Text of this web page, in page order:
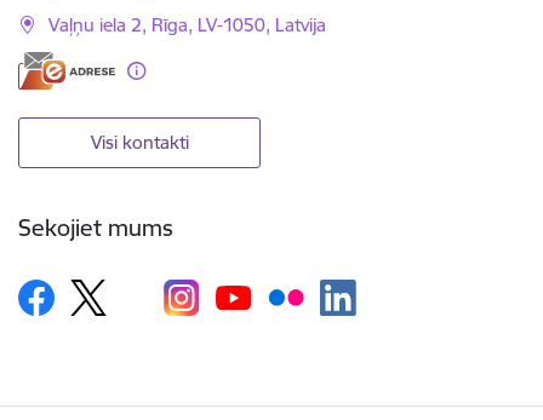
Vaļņu iela 2, Rīga, LV-1050, Latvija
Visi kontakti
Sekojiet mums